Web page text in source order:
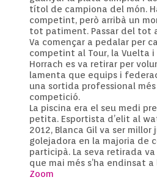
títol de campiona del món.
competint, però arribà un
tot patiment. Passar del tot
Va començar a pedalar per
competint al Tour, la Vuelta i
Horrach es va retirar per
lamenta que equips i
una sortida professional
competició.
La piscina era el seu medi
petita. Esportista d’elit al
2012, Blanca Gil va ser
golejadora en la majoria de
participà. La seva retirada
que mai més s’ha endinsat a
Zoom